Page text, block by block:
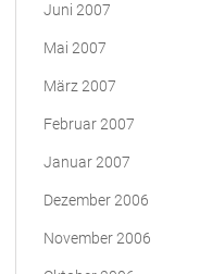
Juni 2007
Mai 2007
März 2007
Februar 2007
Januar 2007
Dezember 2006
November 2006